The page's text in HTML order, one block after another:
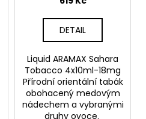
DETAIL
Liquid ARAMAX Sahara
Tobacco 4x10ml-18mg
Přírodní orientální tabák
obohacený medovým
nádechem a vybranými
druhy ovoce.